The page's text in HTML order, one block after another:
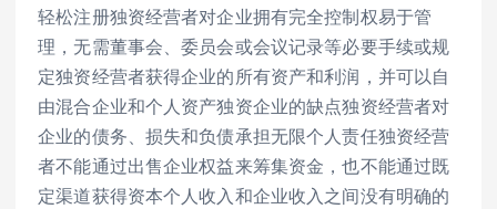
轻松注册独资经营者对企业拥有完全控制权易于管
理，无需董事会、委员会或会议记录等必要手续或规
定独资经营者获得企业的所有资产和利润，并可以自
由混合企业和个人资产独资企业的缺点独资经营者对
企业的债务、损失和负债承担无限个人责任独资经营
者不能通过出售企业权益来筹集资金，也不能通过既
定渠道获得资本个人收入和企业收入之间没有明确的